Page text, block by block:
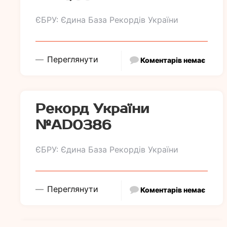
ЄБРУ: Єдина База Рекордів України
Переглянути Коментарів немає
Рекорд України
№АD0386
ЄБРУ: Єдина База Рекордів України
Переглянути Коментарів немає